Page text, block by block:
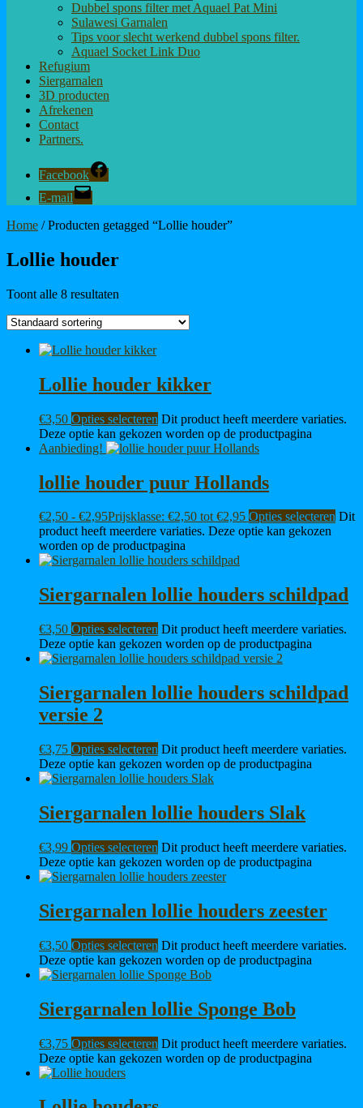
Dubbel spons filter met Aquael Pat Mini
Sulawesi Garnalen
Tips voor slecht werkend dubbel spons filter.
Aquael Socket Link Duo
Refugium
Siergarnalen
3D producten
Afrekenen
Contact
Partners.
Facebook
E-mail
Home / Producten getagged “Lollie houder”
Lollie houder
Toont alle 8 resultaten
Lollie houder kikker
€3,50 Opties selecteren Dit product heeft meerdere variaties.
Deze optie kan gekozen worden op de productpagina
Aanbieding!
lollie houder puur Hollands
€2,50 - €2,95Prijsklasse: €2,50 tot €2,95 Opties selecteren Dit
product heeft meerdere variaties. Deze optie kan gekozen
worden op de productpagina
Siergarnalen lollie houders schildpad
€3,50 Opties selecteren Dit product heeft meerdere variaties.
Deze optie kan gekozen worden op de productpagina
Siergarnalen lollie houders schildpad
versie 2
€3,75 Opties selecteren Dit product heeft meerdere variaties.
Deze optie kan gekozen worden op de productpagina
Siergarnalen lollie houders Slak
€3,99 Opties selecteren Dit product heeft meerdere variaties.
Deze optie kan gekozen worden op de productpagina
Siergarnalen lollie houders zeester
€3,50 Opties selecteren Dit product heeft meerdere variaties.
Deze optie kan gekozen worden op de productpagina
Siergarnalen lollie Sponge Bob
€3,75 Opties selecteren Dit product heeft meerdere variaties.
Deze optie kan gekozen worden op de productpagina